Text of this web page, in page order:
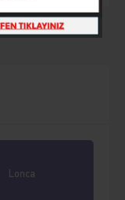
Lonca